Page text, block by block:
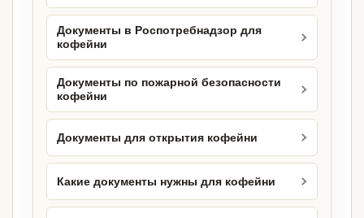
Документы в Роспотребнадзор для
кофейни
Документы по пожарной безопасности
кофейни
Документы для открытия кофейни
Какие документы нужны для кофейни